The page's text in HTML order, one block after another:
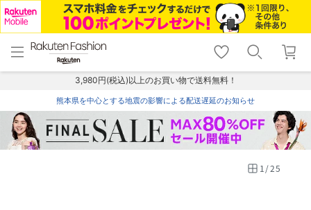
menu home
トップ
shopping_cart lock_outline
ログイン
3,980円(税込)以上のお買い物で送料無料！
熊本県を中心とする地震の影響による配送遅延のお知らせ
1/25